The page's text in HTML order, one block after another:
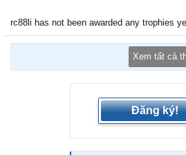
rc88li has not been awarded any trophies
Xem tất cả
Đăng ký!